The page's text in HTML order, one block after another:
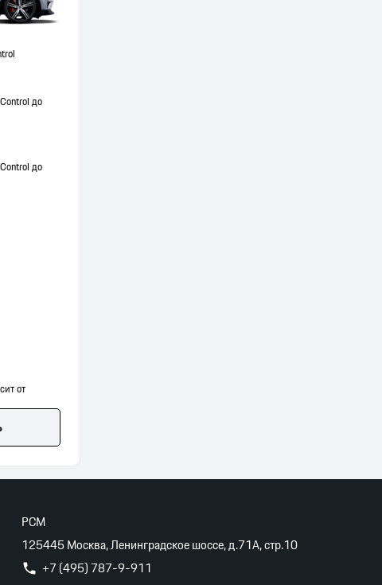
до
до
от
PCM
125445 Москва, Ленинградское шоссе, д.71А, стр.10
+7 (495) 787-9-911